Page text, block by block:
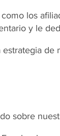
los
y le
de
sobre